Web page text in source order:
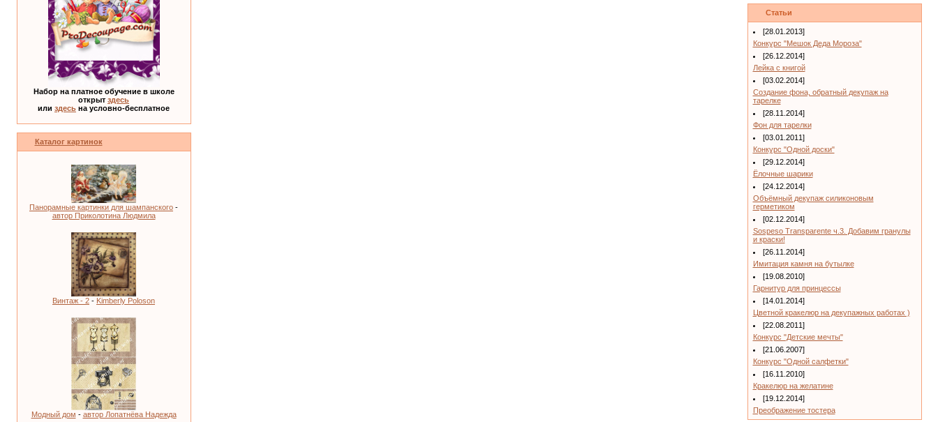
Набор на платное обучение в школе
открыт здесь
или здесь на условно-бесплатное
Каталог картинок
Панорамные картинки для шампанского -
автор Приколотина Людмила
Винтаж - 2 - Kimberly Poloson
Модный дом - автор Лопатнёва Надежда
Статьи
[28.01.2013]
Конкурс "Мешок Деда Мороза"
[26.12.2014]
Лейка с книгой
[03.02.2014]
Создание фона, обратный декупаж на
тарелке
[28.11.2014]
Фон для тарелки
[03.01.2011]
Конкурс "Одной доски"
[29.12.2014]
Ёлочные шарики
[24.12.2014]
Объёмный декупаж силиконовым
герметиком
[02.12.2014]
Sospeso Transparente ч.3. Добавим гранулы
и краски!
[26.11.2014]
Имитация камня на бутылке
[19.08.2010]
Гарнитур для принцессы
[14.01.2014]
Цветной кракелюр на декупажных работах )
[22.08.2011]
Конкурс "Детские мечты"
[21.06.2007]
Конкурс "Одной салфетки"
[16.11.2010]
Кракелюр на желатине
[19.12.2014]
Преображение тостера